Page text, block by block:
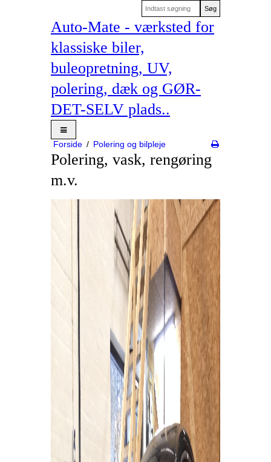
Søg
Auto-Mate - værksted for
klassiske biler,
buleopretning, UV,
polering, dæk og GØR-
DET-SELV plads..
Forside / Polering og bilpleje
Polering, vask, rengøring
m.v.